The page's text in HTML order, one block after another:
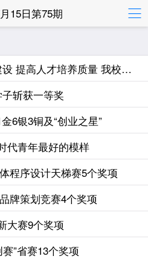
15日第75期
优化学科专业 加强课程建设 提高人才培养质量 我校举办本学期教师大会
斩获一等奖
6银3铜及“创业之星”
代青年最好的模样
程序设计天梯赛5个奖项
牌策划竞赛4个奖项
大赛9个奖项
”省赛13个奖项